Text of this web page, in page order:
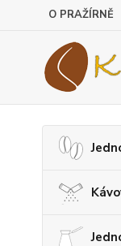
O PRAŽÍRNĚ